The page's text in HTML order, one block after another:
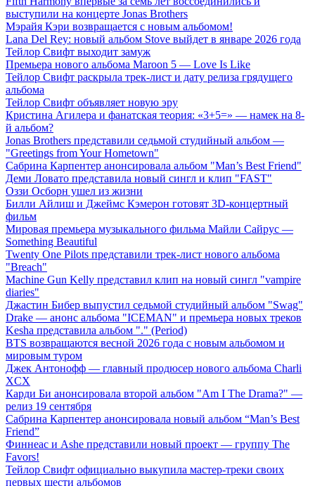
выступили на концерте Jonas Brothers
Мэрайя Кэри возвращается с новым альбомом!
Lana Del Rey: новый альбом Stove выйдет в январе 2026 года
Тейлор Свифт выходит замуж
Премьера нового альбома Maroon 5 — Love Is Like
Тейлор Свифт раскрыла трек-лист и дату релиза грядущего
альбома
Тейлор Свифт объявляет новую эру
Кристина Агилера и фанатская теория: «3+5=» — намек на 8-
й альбом?
Jonas Brothers представили седьмой студийный альбом —
"Greetings from Your Hometown"
Сабрина Карпентер анонсировала альбом "Man’s Best Friend"
Деми Ловато представила новый сингл и клип "FAST"
Оззи Осборн ушел из жизни
Билли Айлиш и Джеймс Кэмерон готовят 3D-концертный
фильм
Мировая премьера музыкального фильма Майли Сайрус —
Something Beautiful
Twenty One Pilots представили трек-лист нового альбома
"Breach"
Machine Gun Kelly представил клип на новый сингл "vampire
diaries"
Джастин Бибер выпустил седьмой студийный альбом "Swag"
Drake — анонс альбома "ICEMAN" и премьера новых треков
Kesha представила альбом "." (Period)
BTS возвращаются весной 2026 года с новым альбомом и
мировым туром
Джек Антонофф — главный продюсер нового альбома Charli
XCX
Карди Би анонсировала второй альбом "Am I The Drama?" —
релиз 19 сентября
Сабрина Карпентер анонсировала новый альбом “Man’s Best
Friend”
Финнеас и Ashe представили новый проект — группу The
Favors!
Тейлор Свифт официально выкупила мастер-треки своих
первых шести альбомов